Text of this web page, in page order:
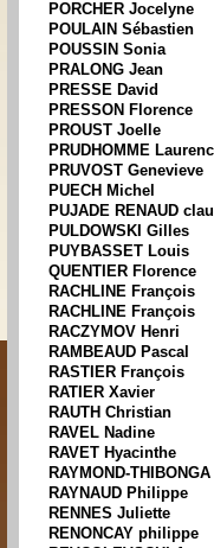
PORCHER Jocelyne
POULAIN Sébastien
POUSSIN Sonia
PRALONG Jean
PRESSE David
PRESSON Florence
PROUST Joelle
PRUDHOMME
PRUVOST Genevieve
PUECH Michel
PUJADE RENAUD
PULDOWSKI Gilles
PUYBASSET Louis
QUENTIER Florence
RACHLINE François
RACHLINE François
RACZYMOV Henri
RAMBEAUD Pascal
RASTIER François
RATIER Xavier
RAUTH Christian
RAVEL Nadine
RAVET Hyacinthe
RAYMOND-
RAYNAUD Philippe
RENNES Juliette
RENONCAY philippe